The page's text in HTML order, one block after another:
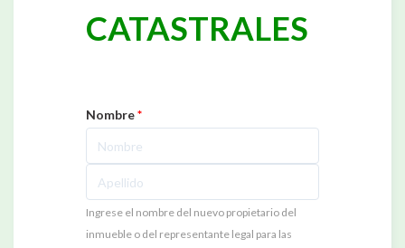
CATASTRALES
Nombre*
Ingrese el nombre del nuevo propietario del
inmueble o del representante legal para las